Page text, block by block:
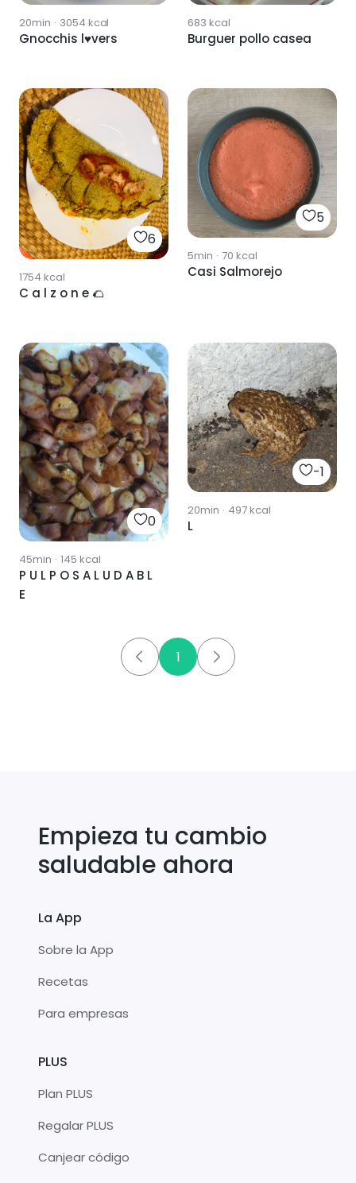
20min · 3054 kcal
Gnocchis l♥️vers
683 kcal
Burguer pollo casea
6
1754 kcal
C a l z o n e 🌮
5
5min · 70 kcal
Casi Salmorejo
0
45min · 145 kcal
P U L P O S A L U D A B L
E
-1
20min · 497kcal
L
1
Empieza tu cambio
saludable ahora
La App
Sobre la App
Recetas
Para empresas
PLUS
Plan PLUS
Regalar PLUS
Canjear código